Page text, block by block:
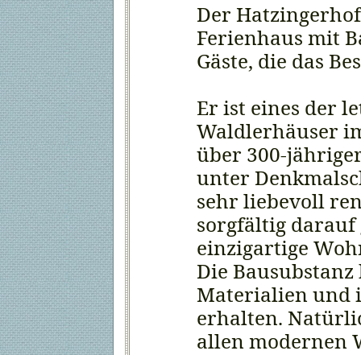
Der
Ferienhaus mit
Gäste, die das
Er ist eines der
Waldlerhäuser
über 300-
unter
sehr liebevoll
sorgfältig darauf
einzigartige
Die
Materialien und
erhalten.
allen modernen